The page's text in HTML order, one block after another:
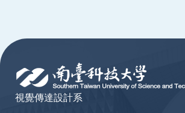
視覺傳達設計系